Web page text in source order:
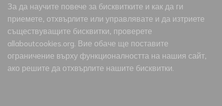
За да научите повече за бисквитките и как да ги
приемете, отхвърлите или управлявате и да изтриете
съществуващите бисквитки, проверете
allaboutcookies.org. Вие обаче ще поставите
ограничение върху функционалността на нашия сайт,
ако решите да отхвърлите нашите бисквитки.